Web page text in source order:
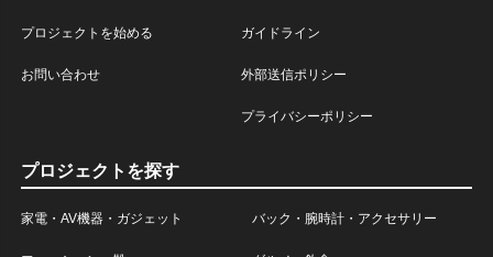
プロジェクトを始める
お問い合わせ
ガイドライン
外部送信ポリシー
プライバシーポリシー
プロジェクトを探す
家電・AV機器・ガジェット バック・腕時計・アクセサリー